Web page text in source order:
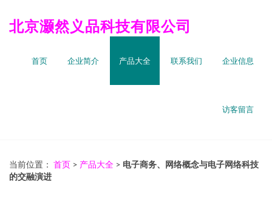
北京灏然义品科技有限公司
首页 企业简介 产品大全 联系我们 企业信息
访客留言
当前位置： 首页 > 产品大全 > 电子商务、网络概念与电子网络科技
的交融演进